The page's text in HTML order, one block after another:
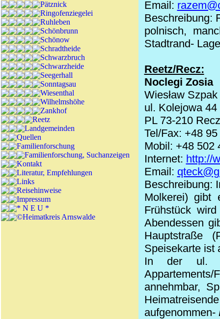
Pätznick
Ringofenziegelei
Ruhleben
Schönbrunn
Schönow
Schradtheide
Schwarzbruch
Schwarzheide
Seegerhall
Sonntagsau
Wiesenthal
Wilhelmshöhe
Zankhof
Reetz
Landgemeinden
Quellen
Familienforschung
Familienforschung, Suchanzeigen
Kontakt
Literatur, Empfehlungen
Links
Reisehinweise
Impressum
* N E U *
©Heimatkreis Arnswalde
Email:
Beschreibung:
polnisch,
Stadtrand-
Reetz/Recz:
Noclegi Zosia
Wiesław Szpak
ul. Kolejowa 44
PL 73-210 Recz
Tel/Fax: +48
Mobil: +48 502
Internet: http://
Email:
Beschreibung:
Molkerei) gibt
Frühstück
Abendessen
Hauptstraße
Speisekarte ist
In der ul.
annehmbar,
aufgenommen-